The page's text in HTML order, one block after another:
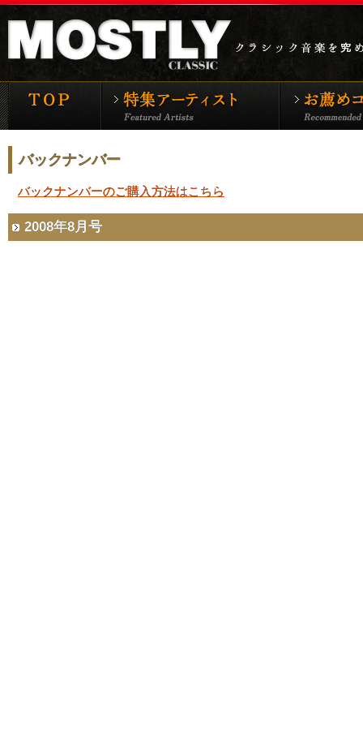
モーストリー・クラシックTOP 特集アーティ
バックナンバー
バックナンバーのご購入方法はこちら
2008年8月号